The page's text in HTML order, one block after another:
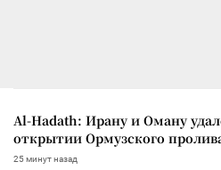
Al-Hadath: Ирану и Оману
открытии Ормузского
25 минут назад